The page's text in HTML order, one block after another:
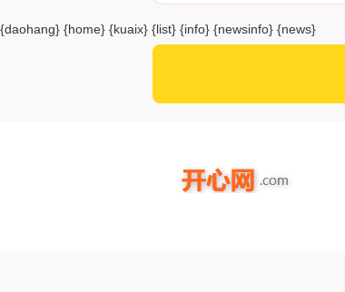
{daohang} {home} {kuaix} {list} {info} {newsinfo} {news}